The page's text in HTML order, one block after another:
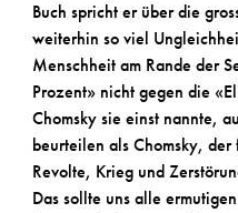
Buch spricht er über die
weiterhin so viel
Menschheit am Rande der
Prozent» nicht gegen die
Chomsky sie einst nannte,
beurteilen als Chomsky,
Revolte, Krieg und
Das sollte uns alle